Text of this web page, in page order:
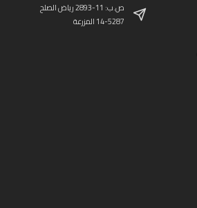
ص.ب: 11-2893 رياض الصلح
14-5287 المزرعة